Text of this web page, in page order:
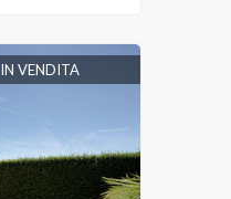
IN VENDITA